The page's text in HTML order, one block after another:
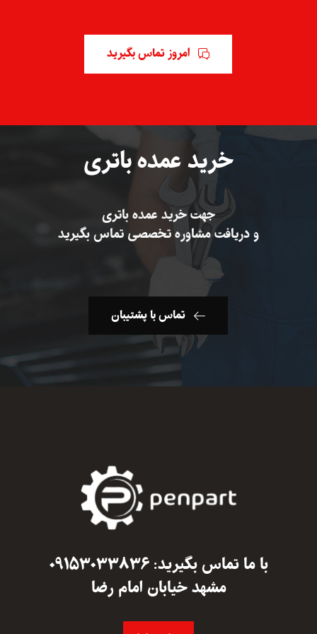
امروز تماس بگیرید
خرید عمده باتری
جهت خرید عمده باتری
و دریافت مشاوره تخصصی تماس بگیرید
تماس با پشتیبان
با ما تماس بگیرید: ۰۹۱۵۳۰۳۳۸۳۶
مشهد خیابان امام رضا